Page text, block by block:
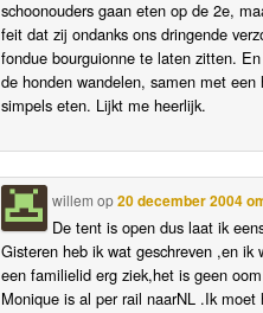
schoonouders gaan eten op de 2e,
feit dat zij ondanks ons dringende
fondue bourguionne te laten zitten.
de honden wandelen, samen met
simpels eten. Lijkt me heerlijk.
willem op20 december 2004
De tent is open dus laat ik
Gisteren heb ik wat geschreven ,en
een familielid erg ziek,het is geen
Monique is al per rail naarNL .Ik